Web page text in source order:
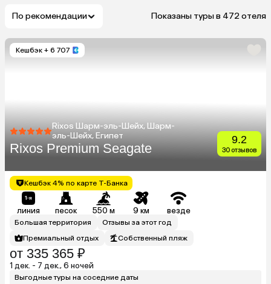
По рекомендации Показаны туры в 472 отеля
Кешбэк + 6 707
Rixos Шарм-эль-Шейх, Шарм-
эль-Шейх, Египет
Rixos Premium Seagate
9.2
30 отзывов
Кешбэк 4% по карте Т-Банка
линия песок 550 м 9 км везде
Большая территория
Отзывы за этот год
Премиальный отдых
Собственный пляж
от 335 365 ₽
1 дек. - 7 дек., 6 ночей
Выгодные туры на соседние даты